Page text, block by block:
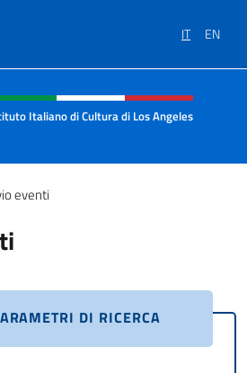
IT EN
social e menù
Italiano di Cultura di Los Angeles
eventi
DI RICERCA